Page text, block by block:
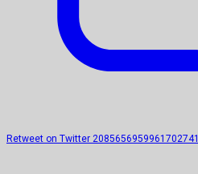
Retweet on Twitter 2085656959961702741